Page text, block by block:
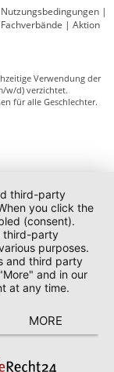
Nutzungsbedingungen |
| Aktion
Verwendung der
w/d) verzichtet.
für alle Geschlechter.
third-party
you click the
(consent).
third-party
purposes.
and third party
and in our
at any time.
MORE